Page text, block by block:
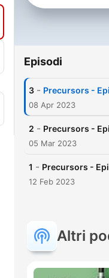
Episodi
3 - Precursors -
08 Apr 2023
2 - Precursors -
05 Mar 2023
1 - Precursors -
12 Feb 2023
Altri